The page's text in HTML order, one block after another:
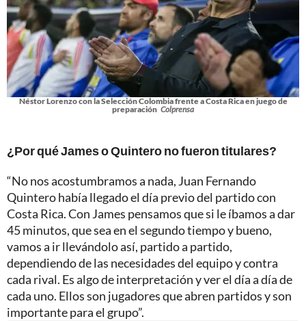
Néstor Lorenzo con la Selección Colombia frente a Costa Rica en juego de
preparación Colprensa
¿Por qué James o Quintero no fueron titulares?
“No nos acostumbramos a nada, Juan Fernando
Quintero había llegado el día previo del partido con
Costa Rica. Con James pensamos que si le íbamos a dar
45 minutos, que sea en el segundo tiempo y bueno,
vamos a ir llevándolo así, partido a partido,
dependiendo de las necesidades del equipo y contra
cada rival. Es algo de interpretación y ver el día a día de
cada uno. Ellos son jugadores que abren partidos y son
importante para el grupo”.